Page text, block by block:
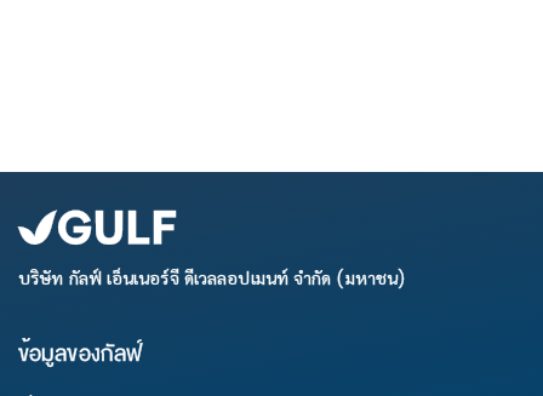
บริษัท กัลฟ์ เอ็นเนอร์จี ดีเวลลอปเมนท์ จำกัด (มหาชน)
ข้อมูลของกัลฟ์